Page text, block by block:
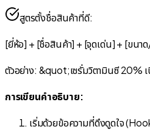
สูตรตั้งชื่อสินค้าที่ดี:
[ยี่ห้อ] + [ชื่อสินค้า] + [จุดเด่น] + [ขนา
ตัวอย่าง: &quot;เซรั่มวิตามินซี 20%
การเขียนคำอธิบาย:
เริ่มด้วยข้อความที่ดึงดูดใจ